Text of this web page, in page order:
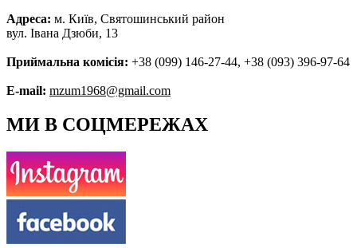
Адреса: м. Київ, Святошинський район
вул. Івана Дзюби, 13
Приймальна комісія: +38 (099) 146-27-44, +38 (093) 396-97-64
E-mail: mzum1968@gmail.com
МИ В СОЦМЕРЕЖАХ